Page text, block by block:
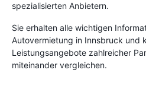
spezialisierten Anbietern.
Sie erhalten alle wichtigen
Autovermietung in Innsbruck und
Leistungsangebote zahlreicher
miteinander vergleichen.